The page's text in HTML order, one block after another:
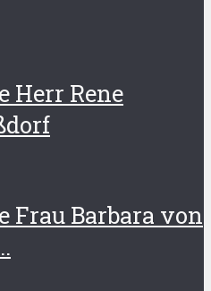
Herr Rene
Frau Barbara von